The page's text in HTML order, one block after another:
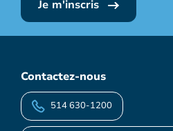
Je m'inscris
Contactez-nous
514 630-1200